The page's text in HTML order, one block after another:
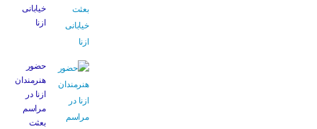
خیابانی
ازنا
حضور
هنرمندان
ازنا در
مراسم
بعثت